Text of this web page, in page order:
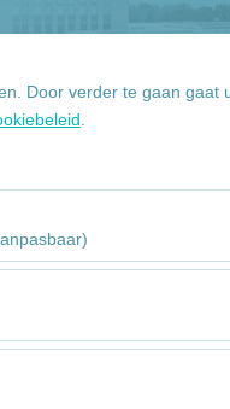
Door verder te gaan gaat
de site, beveiliging,
wordt gebruikt (aantal
gebruikt om de prestaties